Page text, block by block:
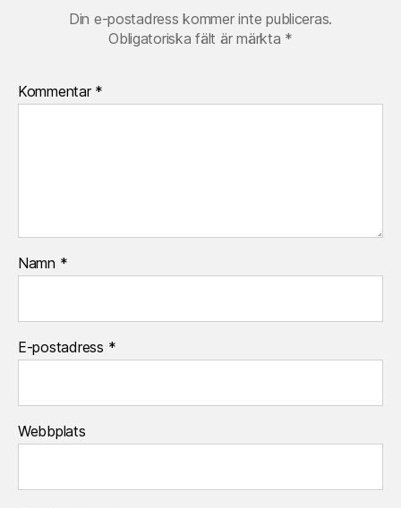
Din e-postadress kommer inte publiceras.
Obligatoriska fält är märkta *
Kommentar *
Namn *
E-postadress *
Webbplats